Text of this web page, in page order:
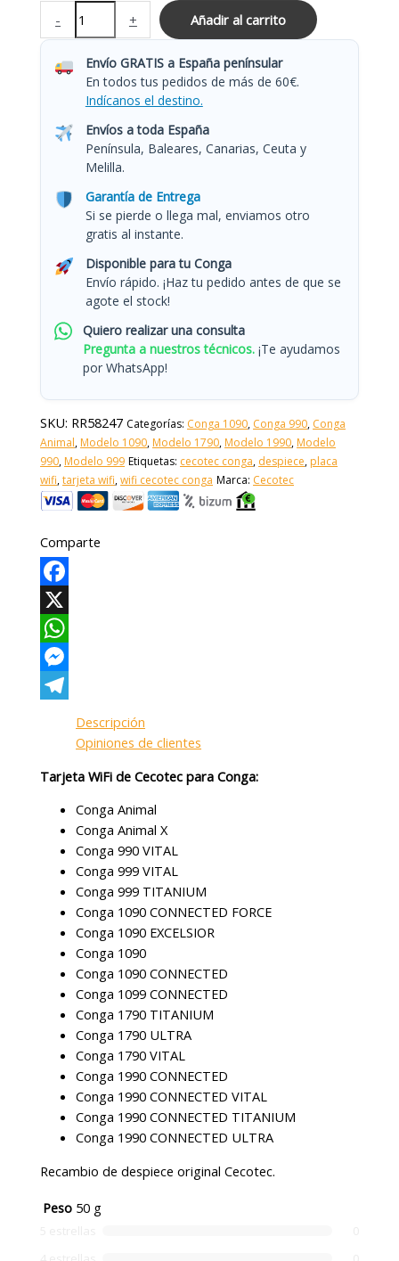
- + Añadir al carrito
Envío GRATIS a España penínsular
En todos tus pedidos de más de 60€.
Indícanos el destino.
Envíos a toda España
Península, Baleares, Canarias, Ceuta y
Melilla.
Garantía de Entrega
Si se pierde o llega mal, enviamos otro
gratis al instante.
Disponible para tu Conga
Envío rápido. ¡Haz tu pedido antes de que se
agote el stock!
Quiero realizar una consulta
Pregunta a nuestros técnicos. ¡Te ayudamos
por WhatsApp!
SKU: RR58247 Categorías: Conga 1090, Conga 990, Conga
Animal, Modelo 1090, Modelo 1790, Modelo 1990, Modelo
990, Modelo 999 Etiquetas: cecotec conga, despiece, placa
wifi,tarjeta wifi,wifi cecotec conga Marca: Cecotec
Comparte
Facebook
X
WhatsApp
Messenger
Descripción
Opiniones de clientes
Tarjeta WiFi de Cecotec para Conga:
Conga Animal
Conga Animal X
Conga 990 VITAL
Conga 999 VITAL
Conga 999 TITANIUM
Conga 1090 CONNECTED FORCE
Conga 1090 EXCELSIOR
Conga 1090
Conga 1090 CONNECTED
Conga 1099 CONNECTED
Conga 1790 TITANIUM
Conga 1790 ULTRA
Conga 1790 VITAL
Conga 1990 CONNECTED
Conga 1990 CONNECTED VITAL
Conga 1990 CONNECTED TITANIUM
Conga 1990 CONNECTED ULTRA
Recambio de despiece original Cecotec.
Peso 50 g